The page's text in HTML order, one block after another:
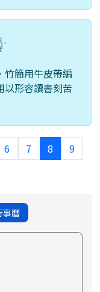
ㄩ ˊ
竹簡用牛皮帶編
以形容讀書刻苦
6 7 8 (current)
9
事曆